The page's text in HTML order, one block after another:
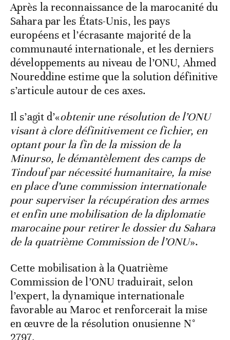
Après la reconnaissance de la marocanité du
Sahara par les États-Unis, les pays
européens et l’écrasante majorité de la
communauté internationale, et les derniers
développements au niveau de l’ONU, Ahmed
Noureddine estime que la solution définitive
s’articule autour de ces axes.
Il s’agit d’«obtenir une résolution de l’ONU
visant à clore définitivement ce fichier, en
optant pour la fin de la mission de la
Minurso, le démantèlement des camps de
Tindouf par nécessité humanitaire, la mise
en place d’une commission internationale
pour superviser la récupération des armes
et enfin une mobilisation de la diplomatie
marocaine pour retirer le dossier du Sahara
de la quatrième Commission de l’ONU».
Cette mobilisation à la Quatrième
Commission de l’ONU traduirait, selon
l’expert, la dynamique internationale
favorable au Maroc et renforcerait la mise
en œuvre de la résolution onusienne N°